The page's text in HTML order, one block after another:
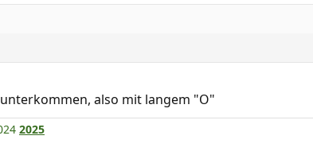
also mit langem "O"
2025